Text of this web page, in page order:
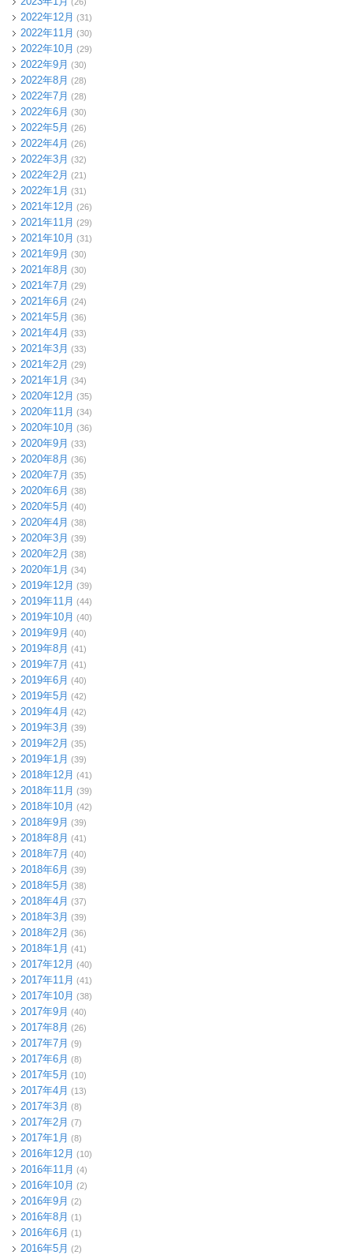
2022年12月 (31)
2022年11月 (30)
2022年10月 (29)
2022年9月 (30)
2022年8月 (28)
2022年7月 (28)
2022年6月 (30)
2022年5月 (26)
2022年4月 (26)
2022年3月 (32)
2022年2月 (21)
2022年1月 (31)
2021年12月 (26)
2021年11月 (29)
2021年10月 (31)
2021年9月 (30)
2021年8月 (30)
2021年7月 (29)
2021年6月 (24)
2021年5月 (36)
2021年4月 (33)
2021年3月 (33)
2021年2月 (29)
2021年1月 (34)
2020年12月 (35)
2020年11月 (34)
2020年10月 (36)
2020年9月 (33)
2020年8月 (36)
2020年7月 (35)
2020年6月 (38)
2020年5月 (40)
2020年4月 (38)
2020年3月 (39)
2020年2月 (38)
2020年1月 (34)
2019年12月 (39)
2019年11月 (44)
2019年10月 (40)
2019年9月 (40)
2019年8月 (41)
2019年7月 (41)
2019年6月 (40)
2019年5月 (42)
2019年4月 (42)
2019年3月 (39)
2019年2月 (35)
2019年1月 (39)
2018年12月 (41)
2018年11月 (39)
2018年10月 (42)
2018年9月 (39)
2018年8月 (41)
2018年7月 (40)
2018年6月 (39)
2018年5月 (38)
2018年4月 (37)
2018年3月 (39)
2018年2月 (36)
2018年1月 (41)
2017年12月 (40)
2017年11月 (41)
2017年10月 (38)
2017年9月 (40)
2017年8月 (26)
2017年7月 (9)
2017年6月 (8)
2017年5月 (10)
2017年4月 (13)
2017年3月 (8)
2017年2月 (7)
2017年1月 (8)
2016年12月 (10)
2016年11月 (4)
2016年10月 (2)
2016年9月 (2)
2016年8月 (1)
2016年6月 (1)
2016年5月 (2)